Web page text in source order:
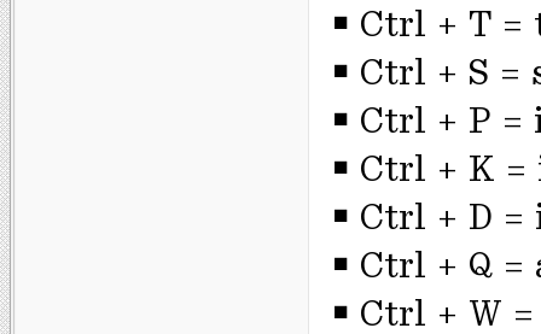
￭ Ctrl + T =
￭ Ctrl + S =
￭ Ctrl + P =
￭ Ctrl + K
￭ Ctrl + D
￭ Ctrl + Q
￭ Ctrl + W